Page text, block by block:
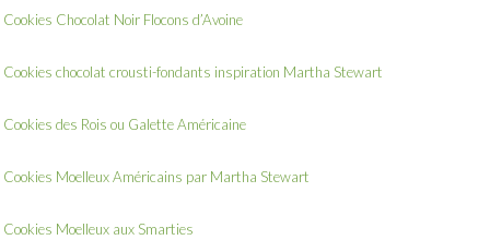
Cookies Chocolat Noir Flocons d’Avoine
Cookies chocolat crousti-fondants inspiration Martha Stewart
Cookies des Rois ou Galette Américaine
Cookies Moelleux Américains par Martha Stewart
Cookies Moelleux aux Smarties